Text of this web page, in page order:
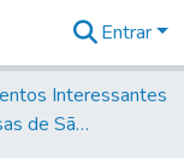
Entrar
Interessantes
Volume 11 - Divisas de São Paulo e Minas Gerais